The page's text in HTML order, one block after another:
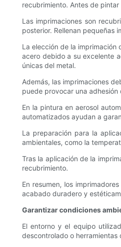
recubrimiento. Antes de
Las imprimaciones son
posterior. Rellenan pequeñas
La elección de la
acero debido a su excelente
únicas del metal.
Además, las imprimaciones
puede provocar una
En la pintura en aerosol
automatizados ayudan a
La preparación para la
ambientales, como la
Tras la aplicación de la
recubrimiento.
En resumen, los
acabado duradero y
Garantizar condiciones
El entorno y el equipo
descontrolado o